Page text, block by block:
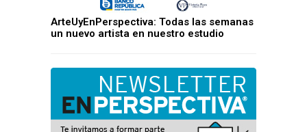
ArteUyEnPerspectiva: Todas las semanas
un nuevo artista en nuestro estudio